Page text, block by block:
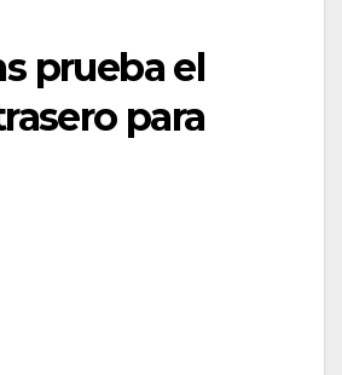
prueba el
para